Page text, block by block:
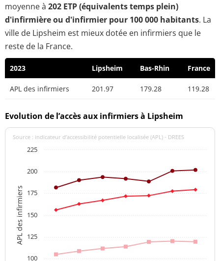
moyenne à 202 ETP (équivalents temps plein)
d'infirmière ou d'infirmier pour 100 000 habitants. La
ville de Lipsheim est mieux dotée en infirmiers que le
reste de la France.
2023 Lipsheim Bas-Rhin France
APL des infirmiers 201.97 179.28 119.28
Evolution de l’accès aux infirmiers à Lipsheim
APL des infirmiers
Source : indicateur d’accessibilité potentielle localisée (APL) - DREES
100
125
150
175
200
225